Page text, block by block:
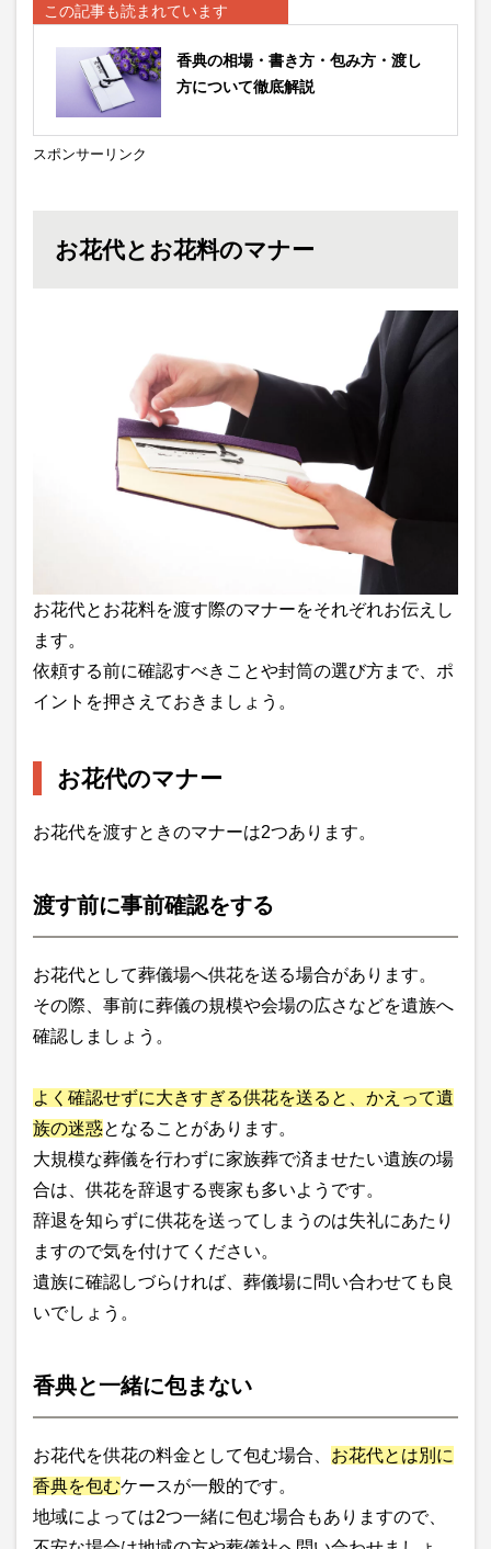
この記事も読まれています
香典の相場・書き方・包み方・渡し
方について徹底解説
スポンサーリンク
お花代とお花料のマナー
お花代とお花料を渡す際のマナーをそれぞれお伝えし
ます。
依頼する前に確認すべきことや封筒の選び方まで、ポ
イントを押さえておきましょう。
お花代のマナー
お花代を渡すときのマナーは2つあります。
渡す前に事前確認をする
お花代として葬儀場へ供花を送る場合があります。
その際、事前に葬儀の規模や会場の広さなどを遺族へ
確認しましょう。
よく確認せずに大きすぎる供花を送ると、かえって遺
族の迷惑となることがあります。
大規模な葬儀を行わずに家族葬で済ませたい遺族の場
合は、供花を辞退する喪家も多いようです。
辞退を知らずに供花を送ってしまうのは失礼にあたり
ますので気を付けてください。
遺族に確認しづらければ、葬儀場に問い合わせても良
いでしょう。
香典と一緒に包まない
お花代を供花の料金として包む場合、 お花代とは別に
香典を包むケースが一般的です。
地域によっては2つ一緒に包む場合もありますので、